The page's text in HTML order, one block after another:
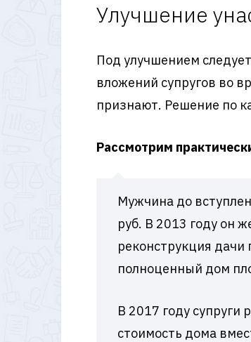
Улучшение
Под улучшением
вложений супругов во
признают. Решение по
Рассмотрим
Мужчина до
руб. В 2013 году он
реконструкция
полноценный дом
В 2017 году
стоимость дома